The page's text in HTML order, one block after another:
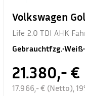
Volkswagen
Life 2.0 TDI AHK
Gebrauchtfzg.•Weiß•
21.380,- €
17.966,- € (Netto),